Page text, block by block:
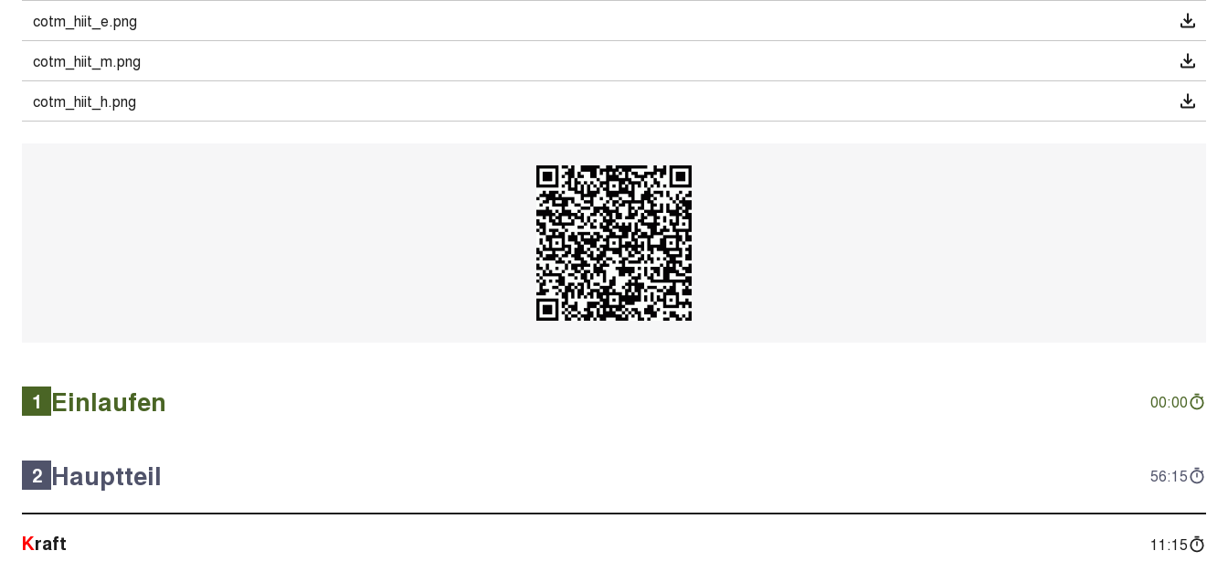
cotm_hiit_e.png
cotm_hiit_m.png
cotm_hiit_h.png
1 Einlaufen 00:00
2 Hauptteil 56:15
Kraft 11:15